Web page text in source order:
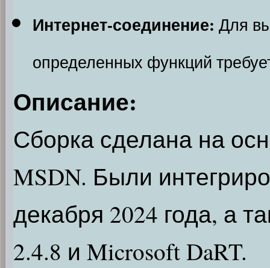
Интернет-соединение: Для
определенных функций
Описание:
Сборка сделана на
MSDN. Были
декабря 2024 года, а
2.4.8 и Microsoft DaRT.